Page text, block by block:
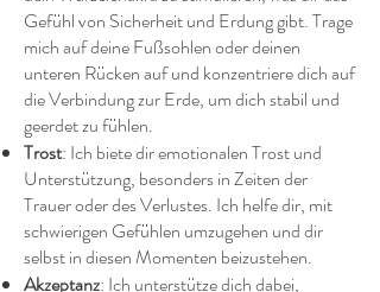
Gefühl von Sicherheit und Erdung gibt. Trage
mich auf deine Fußsohlen oder deinen
unteren Rücken auf und konzentriere dich auf
die Verbindung zur Erde, um dich stabil und
geerdet zu fühlen.
Trost: Ich biete dir emotionalen Trost und
Unterstützung, besonders in Zeiten der
Trauer oder des Verlustes. Ich helfe dir, mit
schwierigen Gefühlen umzugehen und dir
selbst in diesen Momenten beizustehen.
Akzeptanz: Ich unterstütze dich dabei,